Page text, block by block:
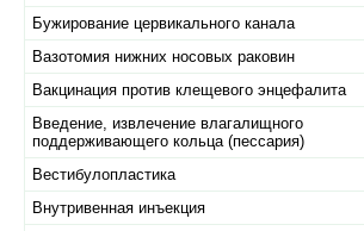
Бужирование цервикального канала
Вазотомия нижних носовых раковин
Вакцинация против клещевого энцефалита
Введение, извлечение влагалищного
поддерживающего кольца (пессария)
Вестибулопластика
Внутривенная инъекция